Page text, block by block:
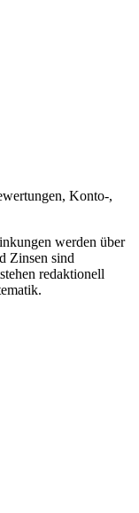
Konto-,
werden über
Zinsen sind
redaktionell